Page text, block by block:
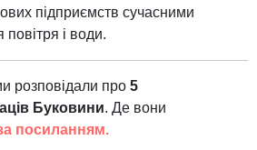
підприємств сучасними
і води.
розповідали про 5
Буковини. Де вони
посиланням.